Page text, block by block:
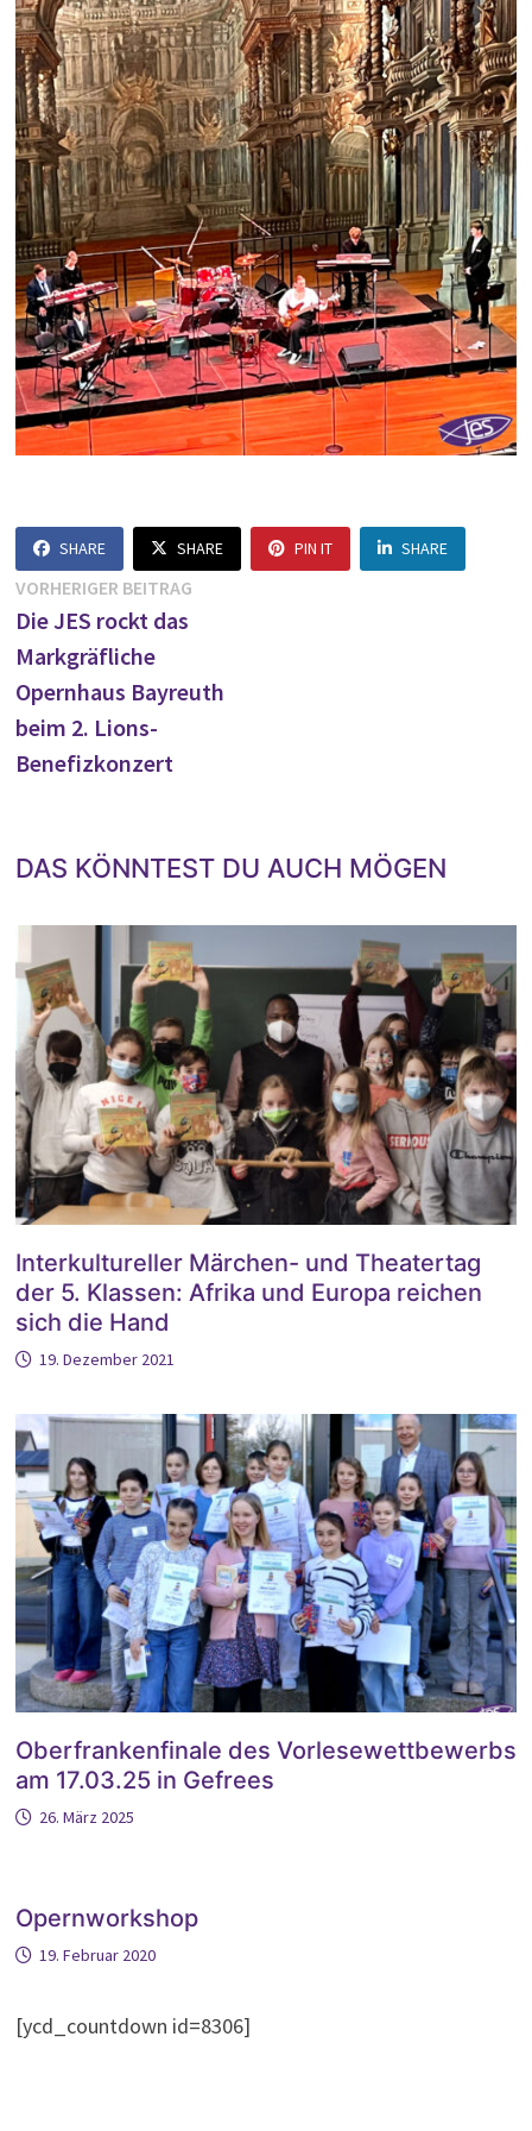
SHARE SHARE PIN IT SHARE
Beitragsnavigation
VORHERIGER BEITRAGVorheriger
Die JES rockt das
Markgräfliche
Opernhaus Bayreuth
beim 2. Lions-
Benefizkonzert
DAS KÖNNTEST DU AUCH MÖGEN
Interkultureller Märchen- und Theatertag
der 5. Klassen: Afrika und Europa reichen
sich die Hand
19. Dezember 2021
Oberfrankenfinale des Vorlesewettbewerbs
am 17.03.25 in Gefrees
26. März 2025
Opernworkshop
19. Februar 2020
[ycd_countdown id=8306]